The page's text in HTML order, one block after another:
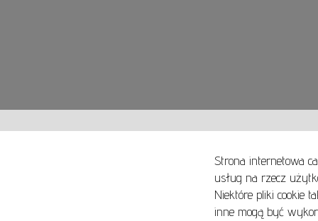
Strona internetowa
usług na rzecz
Niektóre pliki cookie
inne mogą być
SPOSOBY PŁATNOŚCI
SPOSOBY DOSTAWY